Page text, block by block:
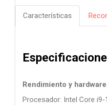
Características
Rendimiento y hardware
Procesador: Intel Core i9-